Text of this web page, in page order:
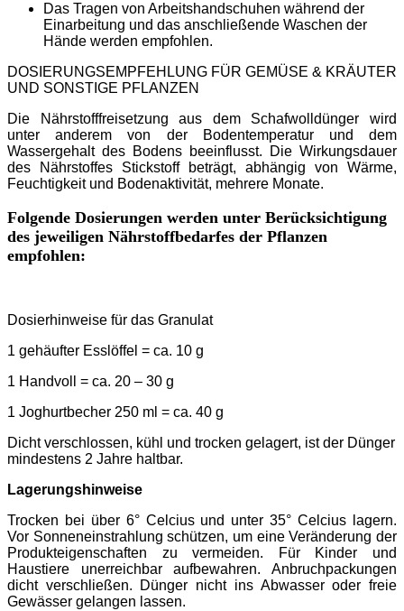
Das Tragen von Arbeitshandschuhen während der
Einarbeitung und das anschließende Waschen der
Hände werden empfohlen.
DOSIERUNGSEMPFEHLUNG FÜR GEMÜSE & KRÄUTER
UND SONSTIGE PFLANZEN
Die Nährstofffreisetzung aus dem Schafwolldünger wird
unter anderem von der Bodentemperatur und dem
Wassergehalt des Bodens beeinflusst. Die Wirkungsdauer
des Nährstoffes Stickstoff beträgt, abhängig von Wärme,
Feuchtigkeit und Bodenaktivität, mehrere Monate.
Folgende Dosierungen werden unter Berücksichtigung
des jeweiligen Nährstoffbedarfes der Pflanzen
empfohlen:
Dosierhinweise für das Granulat
1 gehäufter Esslöffel = ca. 10 g
1 Handvoll = ca. 20 – 30 g
1 Joghurtbecher 250 ml = ca. 40 g
Dicht verschlossen, kühl und trocken gelagert, ist der Dünger
mindestens 2 Jahre haltbar.
Lagerungshinweise
Trocken bei über 6° Celcius und unter 35° Celcius lagern.
Vor Sonneneinstrahlung schützen, um eine Veränderung der
Produkteigenschaften zu vermeiden. Für Kinder und
Haustiere unerreichbar aufbewahren. Anbruchpackungen
dicht verschließen. Dünger nicht ins Abwasser oder freie
Gewässer gelangen lassen.